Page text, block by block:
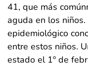
41, que más
aguda en los
epidemiológico
entre estos niños.
estado el 1º de